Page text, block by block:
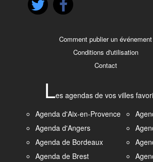
Comment publier un événement
Conditions d'utilisation
Contact
Les agendas de vos villes
Agenda d'Aix-en-Provence
Agenda d'Angers
Agenda de Bordeaux
Agenda de Brest